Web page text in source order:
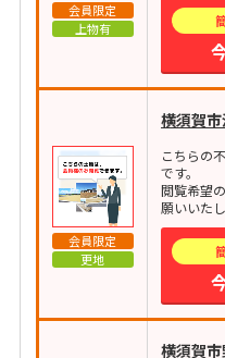
会員限定
上物有
会員限定
更地
横須賀
こちらの
です。
閲覧希望
願いいたし
横須賀